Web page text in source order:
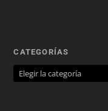
CATEGORÍAS